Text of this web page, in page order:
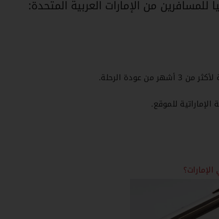
من الإمارات العربية المتحدة:
الرحلة.
للموقع.